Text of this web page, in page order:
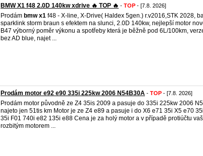
BMW X1 f48 2.0D 140kw xdrive 🔥 TOP 🔥 - TOP - [7.8. 2026]
Prodám bmw x1 f48 - X-line, X-Drive( Haldex 5gen.) r.v2016,STK 2028,
sparklink storm braun s efektem na slunci, 2.0D 140kw, nejlepší motor
B47 výborný poměr výkonu a spotřeby která je běžně pod 6L/100km,
bez AD blue, najet ...
Prodám motor e92 e90 335i 225kw 2006 N54B30A - TOP - [7.8. 2026]
Prodám motor původně ze Z4 35is 2009 a pasuje do 335i 225kw 2006
najeto jen 51tis km Motor je ze Z4 e89 a pasuje i do X6 e71 35i X5 e70 35i
35i F01 740i e82 135i e88 Cena je za holý motor a v případě protiúčtu
rozbitým motorem ...